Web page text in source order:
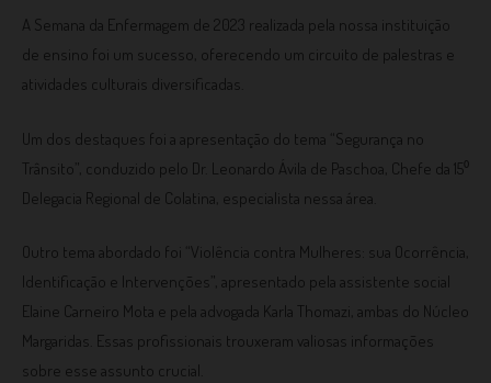
A Semana da Enfermagem de 2023 realizada pela nossa instituição
de ensino foi um sucesso, oferecendo um circuito de palestras e
atividades culturais diversificadas.
Um dos destaques foi a apresentação do tema “Segurança no
Trânsito”, conduzido pelo Dr. Leonardo Ávila de Paschoa, Chefe da 15⁰
Delegacia Regional de Colatina, especialista nessa área.
Outro tema abordado foi “Violência contra Mulheres: sua Ocorrência,
Identificação e Intervenções”, apresentado pela assistente social
Elaine Carneiro Mota e pela advogada Karla Thomazi, ambas do Núcleo
Margaridas. Essas profissionais trouxeram valiosas informações
sobre esse assunto crucial.